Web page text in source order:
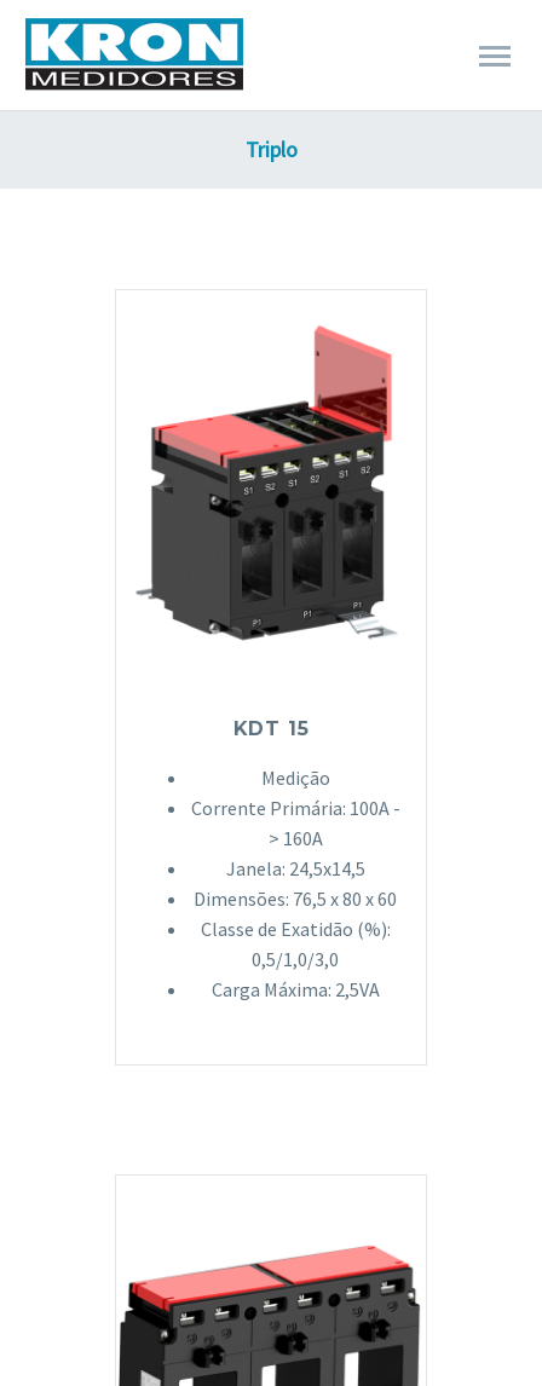
Triplo
KDT 15
Medição
Corrente Primária: 100A -
> 160A
Janela: 24,5x14,5
Dimensões: 76,5 x 80 x 60
Classe de Exatidão (%):
0,5/1,0/3,0
Carga Máxima: 2,5VA